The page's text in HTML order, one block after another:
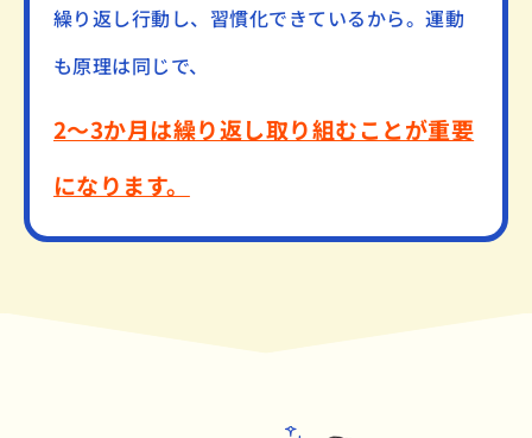
繰り返し行動し、習慣化できているから。運動
も原理は同じで、
2～3か月は繰り返し取り組むことが重要
になります。